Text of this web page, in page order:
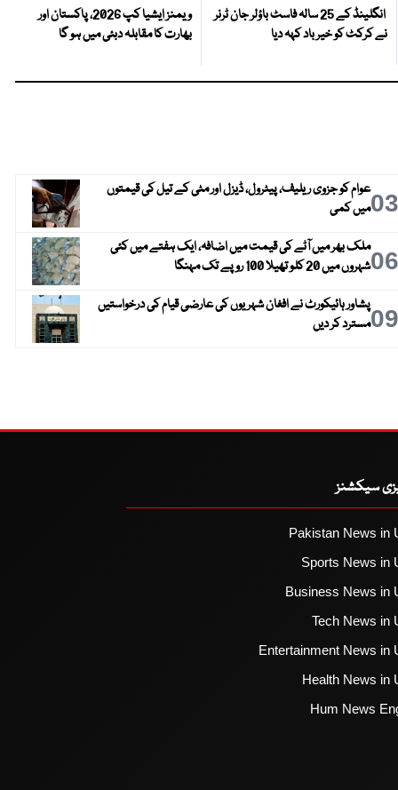
انگلینڈ کے 25 سالہ فاسٹ باؤلر جان ٹرنر
نے کرکٹ کو خیر باد کہہ دیا
ویمنز ایشیا کپ 2026، پاکستان اور
بھارت کا مقابلہ دبئی میں ہو گا
03عوام کو جزوی ریلیف، پیٹرول، ڈیزل اور مٹی کے تیل کی قیمتوں
میں کمی
06ملک بھر میں آٹے کی قیمت میں اضافہ، ایک ہفتے میں کئی
شہروں میں 20 کلو تھیلا 100 روپے تک مہنگا
09پشاور ہائیکورٹ نے افغان شہریوں کی عارضی قیام کی درخواستیں
مسترد کر دیں
سیکشنز
Pakistan News in
Sports News in
Business News in
Tech News in
Entertainment News in
Health News in
Hum News